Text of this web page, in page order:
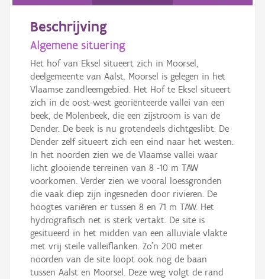
Beschrijving
Algemene situering
Het hof van Eksel situeert zich in Moorsel,
deelgemeente van Aalst. Moorsel is gelegen in het
Vlaamse zandleemgebied. Het Hof te Eksel situeert
zich in de oost-west georiënteerde vallei van een
beek, de Molenbeek, die een zijstroom is van de
Dender. De beek is nu grotendeels dichtgeslibt. De
Dender zelf situeert zich een eind naar het westen.
In het noorden zien we de Vlaamse vallei waar
licht glooiende terreinen van 8 -10 m TAW
voorkomen. Verder zien we vooral loessgronden
die vaak diep zijn ingesneden door rivieren. De
hoogtes variëren er tussen 8 en 71 m TAW. Het
hydrografisch net is sterk vertakt. De site is
gesitueerd in het midden van een alluviale vlakte
met vrij steile valleiflanken. Zo’n 200 meter
noorden van de site loopt ook nog de baan
tussen Aalst en Moorsel. Deze weg volgt de rand